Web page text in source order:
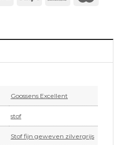
Goossens Excellent
stof
Stof fijn geweven zilvergrijs